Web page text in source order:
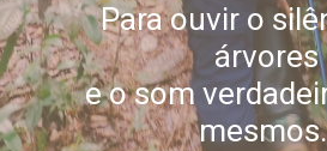
Para ouvir o
árvores
e o som